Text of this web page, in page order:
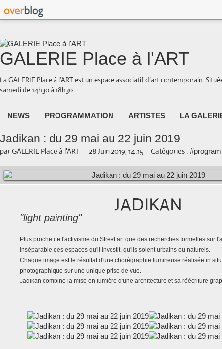
GALERIE Place à l'ART
La GALERIE Place à l’ART est un espace associatif d’art contemporain.
samedi de 14h30 à 18h30
NEWS PROGRAMMATION ARTISTES LA
Jadikan : du 29 mai au 22 juin 2019
par GALERIE Place à l'ART - 28 Juin 2019, 14:15 - Catégories :
JADIKAN
Plus proche de l'activisme du Street art que des recherches formelles sur
inséparable des espaces qu'il investit, qu'ils soient urbains ou naturels.
Chaque image est le résultat d'une chorégraphie lumineuse réalisée in
photographique sur une unique prise de vue.
Jadikan combine la mise en lumière d'une architecture et sa réécriture